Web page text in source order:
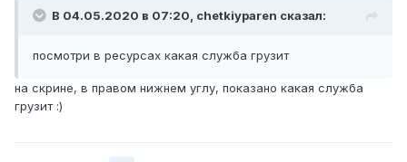
В 04.05.2020 в 07:20, chetkiyparen сказал:
посмотри в ресурсах какая служба грузит
на скрине, в правом нижнем углу, показано какая служба
грузит :)